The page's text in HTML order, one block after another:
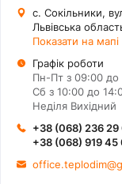
с. Сокільники,
Львівська
Показати на мапі
Графік роботи
Пн-Пт з 09:00 до
Сб з 10:00 до
Неділя Вихідний
+38 (068) 236 29
+38 (068) 919 45